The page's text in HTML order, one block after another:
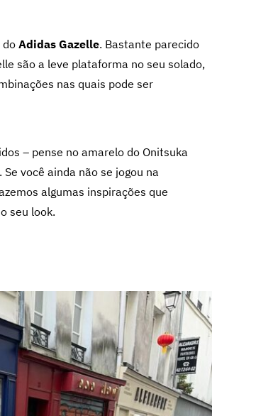
do Adidas Gazelle. Bastante parecido
são a leve plataforma no seu solado,
nas quais pode ser
– pense no amarelo do Onitsuka
Se você ainda não se jogou na
algumas inspirações que
seu look.